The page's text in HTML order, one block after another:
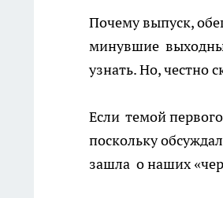
Почему выпуск,
минувшие
узнать. Но, честно
Если темой
поскольку
зашла о наших